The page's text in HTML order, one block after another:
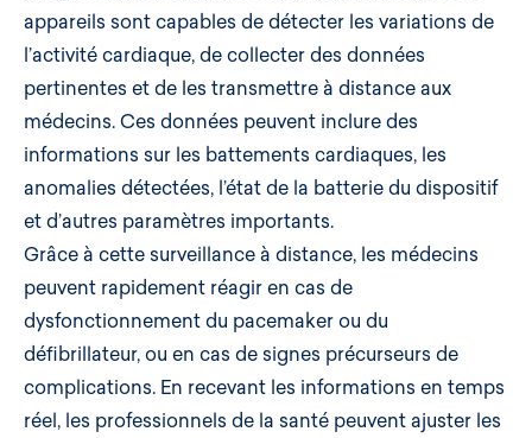
appareils sont capables de détecter les variations de
l’activité cardiaque, de collecter des données
pertinentes et de les transmettre à distance aux
médecins. Ces données peuvent inclure des
informations sur les battements cardiaques, les
anomalies détectées, l’état de la batterie du dispositif
et d’autres paramètres importants.
Grâce à cette surveillance à distance, les médecins
peuvent rapidement réagir en cas de
dysfonctionnement du pacemaker ou du
défibrillateur, ou en cas de signes précurseurs de
complications. En recevant les informations en temps
réel, les professionnels de la santé peuvent ajuster les